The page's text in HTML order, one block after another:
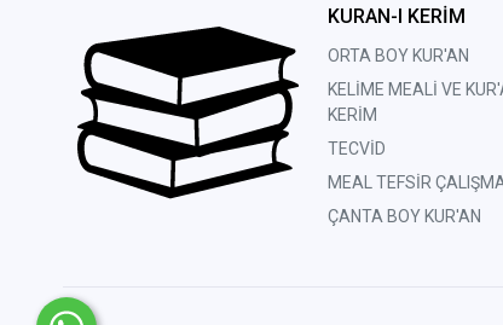
KURAN-I KERİM
ORTA BOY KUR'AN
KELİME MEALİ VE
KERİM
TECVİD
MEAL TEFSİR
ÇANTA BOY KUR'AN